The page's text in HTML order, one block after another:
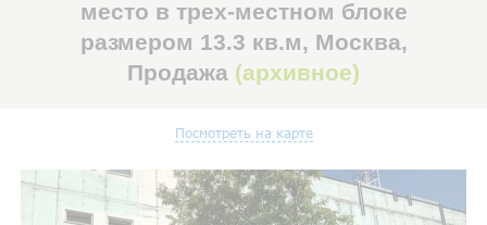
место в трех-местном блоке
размером 13.3 кв.м, Москва,
Продажа (архивное)
Посмотреть на карте